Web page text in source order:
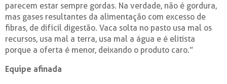
parecem estar sempre gordas. Na verdade, não é gordura,
mas gases resultantes da alimentação com excesso de
fibras, de difícil digestão. Vaca solta no pasto usa mal os
recursos, usa mal a terra, usa mal a água e é elitista
porque a oferta é menor, deixando o produto caro.”
Equipe afinada